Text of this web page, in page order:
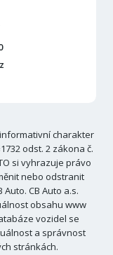
charakter
odst. 2 zákona č.
si vyhrazuje právo
nebo odstranit
CB Auto a.s.
obsahu www
vozidel se
a správnost
stránkách.